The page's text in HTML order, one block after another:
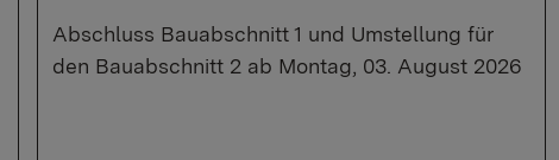
Abschluss Bauabschnitt 1 und Umstellung für
den Bauabschnitt 2 ab Montag, 03. August 2026